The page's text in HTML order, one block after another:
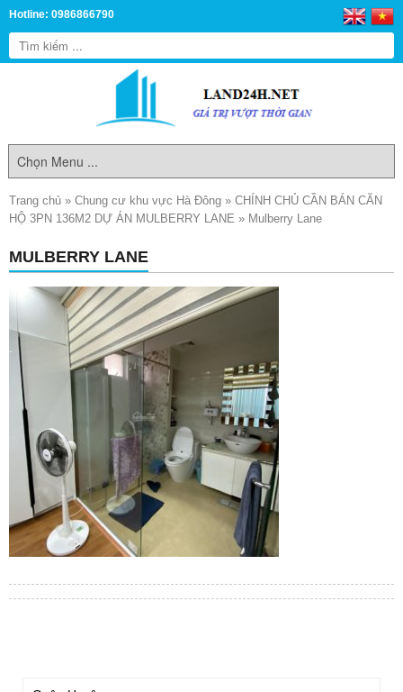
Hotline: 0986866790
Trang chủ » Chung cư khu vực Hà Đông » CHÍNH CHỦ CẦN BÁN CĂN
HỘ 3PN 136M2 DỰ ÁN MULBERRY LANE » Mulberry Lane
MULBERRY LANE